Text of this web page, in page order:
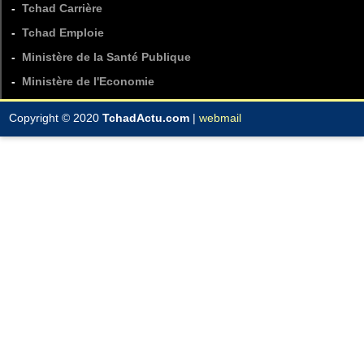
- Tchad Carrière
- Tchad Emploie
- Ministère de la Santé Publique
- Ministère de l'Economie
Copyright © 2020 TchadActu.com | webmail